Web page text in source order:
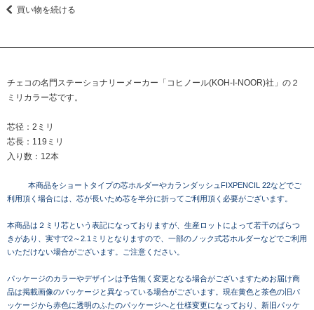
買い物を続ける
チェコの名門ステーショナリーメーカー「コヒノール(KOH-I-NOOR)社」の２
ミリカラー芯です。
芯径：2ミリ
芯長：119ミリ
入り数：12本
本商品をショートタイプの芯ホルダーやカランダッシュFIXPENCIL 22などでご
利用頂く場合には、芯が長いため芯を半分に折ってご利用頂く必要がございます。
本商品は２ミリ芯という表記になっておりますが、生産ロットによって若干のばらつ
きがあり、実寸で2～2.1ミリとなりますので、一部のノック式芯ホルダーなどでご利用
いただけない場合がございます。ご注意ください。
パッケージのカラーやデザインは予告無く変更となる場合がございますためお届け商
品は掲載画像のパッケージと異なっている場合がございます。現在黄色と茶色の旧パ
ッケージから赤色に透明のふたのパッケージへと仕様変更になっており、新旧パッケ